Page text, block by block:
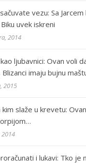
vezu: Sa
uvek iskreni
2014
ljubavnici: Ovan voli
imaju bujnu
2015
slaže u krevetu:
2014
i lukavi: Tko je